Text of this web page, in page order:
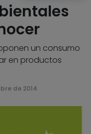
un consumo
en productos
de 2014